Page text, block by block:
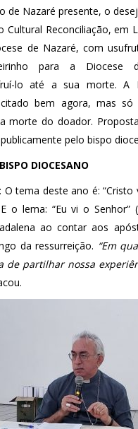
de Nazaré presente, o
Cultural Reconciliação, em
de Nazaré, com
para a Diocese
lo até a sua morte. A
bem agora, mas só
morte do doador.
pelo bispo
DIOCESANO
O tema deste ano é: “Cristo
o lema: “Eu vi o Senhor”
ao contar aos
da ressurreição. “Em
de partilhar nossa